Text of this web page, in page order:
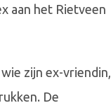
aan het Rietveen
zijn ex-vriendin,
De